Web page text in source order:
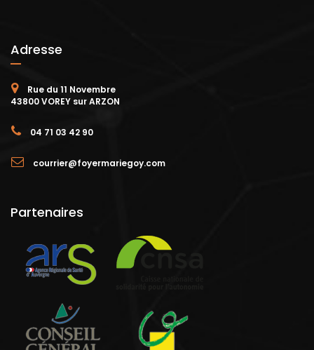
Adresse
Rue du 11 Novembre
43800 VOREY sur ARZON
04 71 03 42 90
courrier@foyermariegoy.com
Partenaires